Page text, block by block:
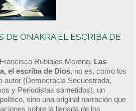
DE ONAKRA EL ESCRIBA DE
Rubiales Moreno, Las
el escriba de Dios, no es, como los
autor (Democracia Secuestrada,
y Periodistas sometidos), un
sino una original narración que
sobre la llegada de los